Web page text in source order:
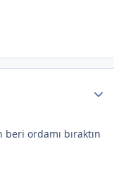
beri ordamı bıraktın